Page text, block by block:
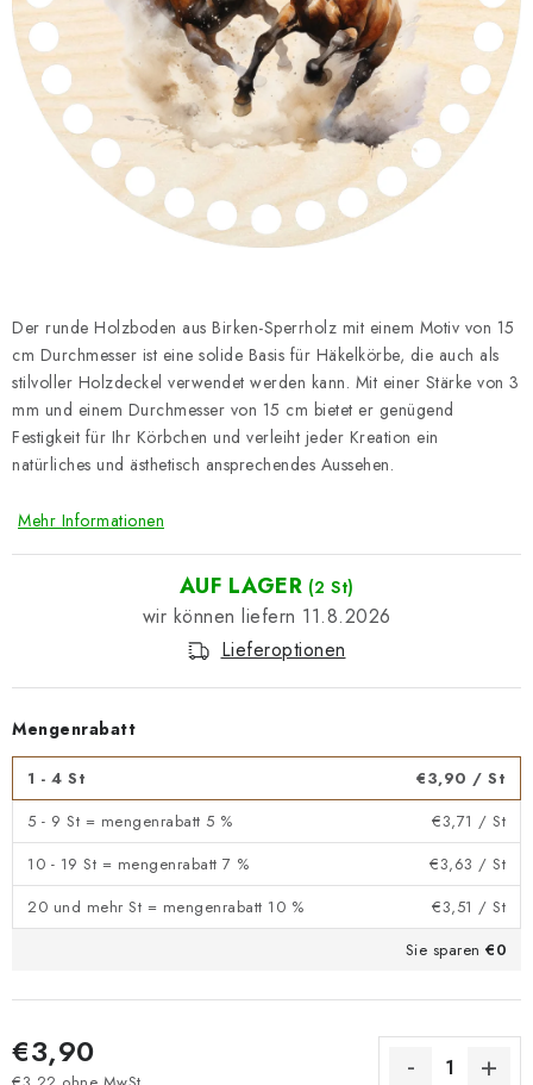
Datenschutzerklärung
Impressum
Der runde Holzboden aus Birken-Sperrholz mit einem Motiv von 15
cm Durchmesser ist eine solide Basis für Häkelkörbe, die auch als
stilvoller Holzdeckel verwendet werden kann. Mit einer Stärke von 3
mm und einem Durchmesser von 15 cm bietet er genügend
Festigkeit für Ihr Körbchen und verleiht jeder Kreation ein
natürliches und ästhetisch ansprechendes Aussehen.
Mehr Informationen
AUF LAGER (2 St)
11.8.2026
Lieferoptionen
Mengenrabatt
1 - 4 St €3,90 / St
5 - 9 St = mengenrabatt 5 %
€3,71 / St
10 - 19 St = mengenrabatt 7 %
€3,63 / St
20 und mehr St = mengenrabatt 10 %
€3,51 / St
Sie sparen €0
€3,90